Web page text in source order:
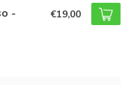
- €19,00